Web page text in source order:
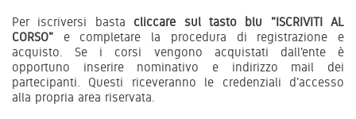
Per iscriversi basta cliccare sul tasto blu "ISCRIVITI AL
CORSO" e completare la procedura di registrazione e
acquisto. Se i corsi vengono acquistati dall'ente è
opportuno inserire nominativo e indirizzo mail dei
partecipanti. Questi riceveranno le credenziali d'accesso
alla propria area riservata.